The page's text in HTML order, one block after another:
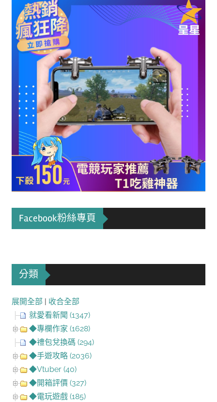
Facebook粉絲專頁
分類
展開全部 | 收合全部
就愛看新聞 (1347)
◆專欄作家 (1628)
◆禮包兌換碼 (294)
◆手遊攻略 (2036)
◆Vtuber (40)
◆開箱評價 (327)
◆電玩遊戲 (185)